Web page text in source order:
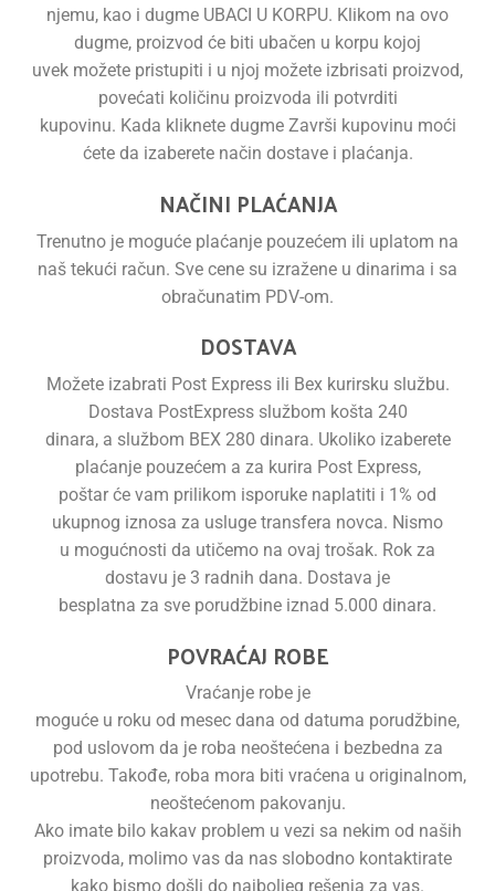
njemu, kao i dugme UBACI U KORPU. Klikom na ovo
dugme, proizvod će biti ubačen u korpu kojoj
uvek možete pristupiti i u njoj možete izbrisati proizvod,
povećati količinu proizvoda ili potvrditi
kupovinu. Kada kliknete dugme Završi kupovinu moći
ćete da izaberete način dostave i plaćanja.
NAČINI PLAĆANJA
Trenutno je moguće plaćanje pouzećem ili uplatom na
naš tekući račun. Sve cene su izražene u dinarima i sa
obračunatim PDV-om.
DOSTAVA
Možete izabrati Post Express ili Bex kurirsku službu.
Dostava PostExpress službom košta 240
dinara, a službom BEX 280 dinara. Ukoliko izaberete
plaćanje pouzećem a za kurira Post Express,
poštar će vam prilikom isporuke naplatiti i 1% od
ukupnog iznosa za usluge transfera novca. Nismo
u mogućnosti da utičemo na ovaj trošak. Rok za
dostavu je 3 radnih dana. Dostava je
besplatna za sve porudžbine iznad 5.000 dinara.
POVRAĆAJ ROBE
Vraćanje robe je
moguće u roku od mesec dana od datuma porudžbine,
pod uslovom da je roba neoštećena i bezbedna za
upotrebu. Takođe, roba mora biti vraćena u originalnom,
neoštećenom pakovanju.
Ako imate bilo kakav problem u vezi sa nekim od naših
proizvoda, molimo vas da nas slobodno kontaktirate
kako bismo došli do najboljeg rešenja za vas.